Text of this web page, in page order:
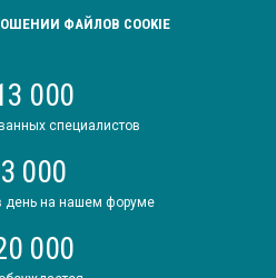
ФАЙЛОВ COOKIE
000
специалистов
000
день на нашем форуме
000